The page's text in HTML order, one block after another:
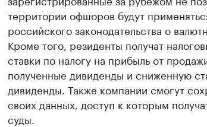
территории офшоров будут
российского законодательства о
Кроме того, резиденты получат
ставки по налогу на прибыль от
полученные дивиденды и сниженную
дивиденды. Также компании смогут
своих данных, доступ к которым
суды.